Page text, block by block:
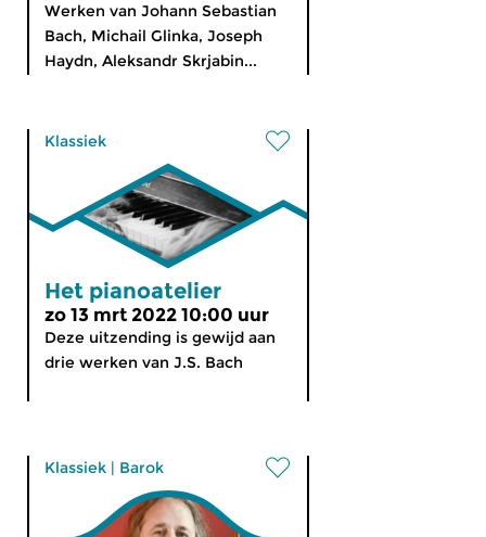
Werken van Johann Sebastian
Bach, Michail Glinka, Joseph
Haydn, Aleksandr Skrjabin...
Klassiek
Het pianoatelier
zo 13 mrt 2022 10:00 uur
Deze uitzending is gewijd aan
drie werken van J.S. Bach
Klassiek | Barok